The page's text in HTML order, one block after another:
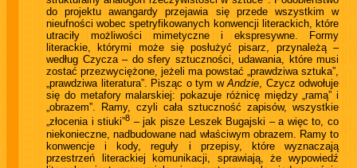
do projektu awangardy przejawia się przede wszystkim w
nieufności wobec spetryfikowanych konwencji literackich, które
utraciły możliwości mimetyczne i ekspresywne. Formy
literackie, którymi może się posłużyć pisarz, przynależą –
według Czycza – do sfery sztuczności, udawania, które musi
zostać przezwyciężone, jeżeli ma powstać „prawdziwa sztuka”,
„prawdziwa literatura”. Pisząc o tym wAndzie, Czycz odwołuje
się do metafory malarskiej: pokazuje różnicę między „ramą” i
„obrazem”. Ramy, czyli cała sztuczność zapisów, wszystkie
„złocenia i stiuki”8 – jak pisze Leszek Bugajski – a więc to, co
niekonieczne, nadbudowane nad właściwym obrazem. Ramy to
konwencje i kody, reguły i przepisy, które wyznaczają
przestrzeń literackiej komunikacji, sprawiają, że wypowiedź